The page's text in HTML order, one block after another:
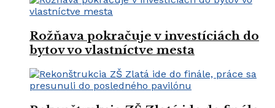
Rožňava pokračuje v investíciách do
bytov vo vlastníctve mesta